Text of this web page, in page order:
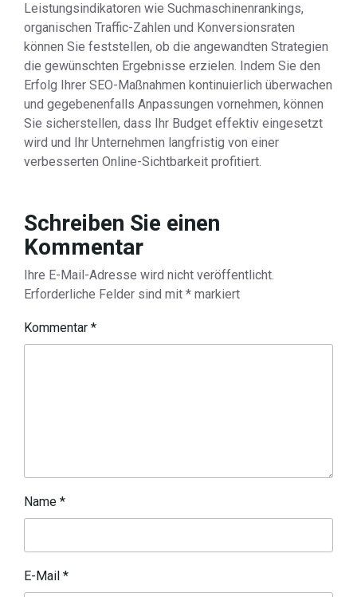
Leistungsindikatoren wie Suchmaschinenrankings,
organischen Traffic-Zahlen und Konversionsraten
können Sie feststellen, ob die angewandten Strategien
die gewünschten Ergebnisse erzielen. Indem Sie den
Erfolg Ihrer SEO-Maßnahmen kontinuierlich überwachen
und gegebenenfalls Anpassungen vornehmen, können
Sie sicherstellen, dass Ihr Budget effektiv eingesetzt
wird und Ihr Unternehmen langfristig von einer
verbesserten Online-Sichtbarkeit profitiert.
Schreiben Sie einen
Kommentar
Ihre E-Mail-Adresse wird nicht veröffentlicht.
Erforderliche Felder sind mit * markiert
Kommentar *
Name *
E-Mail *